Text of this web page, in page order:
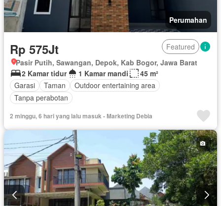
Perumahan
Rp 575Jt
Featured
Pasir Putih, Sawangan, Depok, Kab Bogor, Jawa Barat
2 Kamar tidur
1 Kamar mandi
45 m²
Garasi
Taman
Outdoor entertaining area
Tanpa perabotan
2 minggu, 6 hari yang lalu masuk - Marketing Debia